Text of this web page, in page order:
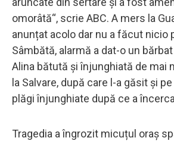
omorâtă“, scrie ABC. A mers la
anunțat acolo dar nu a făcut nicio
Sâmbătă, alarmă a dat-o un
Alina bătută și înjunghiată de mai
la Salvare, după care l-a găsit și
plăgi înjunghiate după ce a
Tragedia a îngrozit micuțul oraș